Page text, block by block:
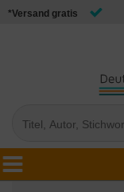
*Versand gratis